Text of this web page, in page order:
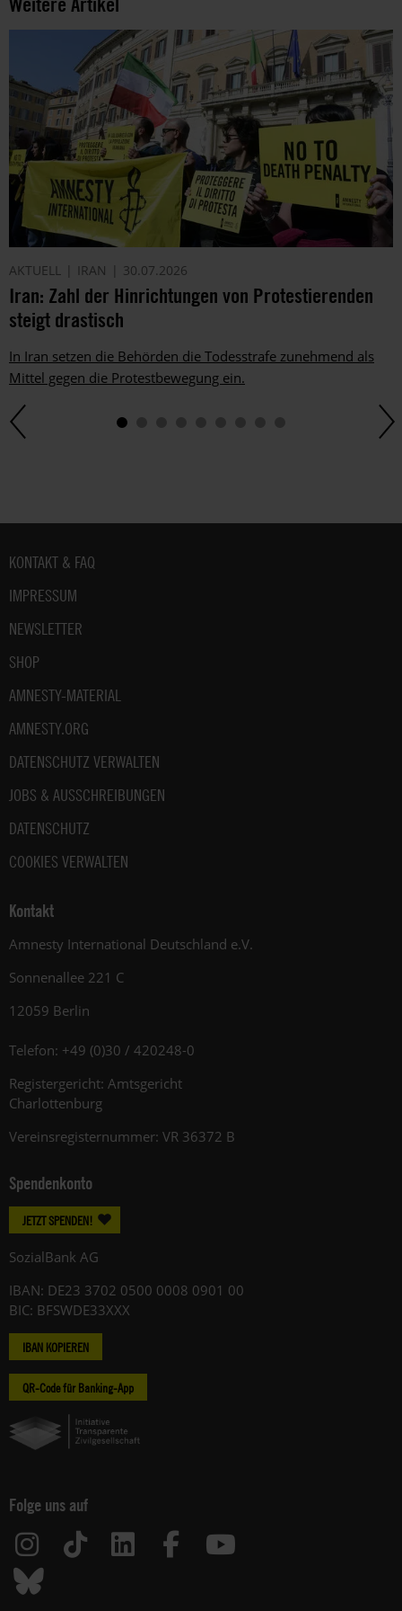
AKTUELL IRAN 30.07.2026
Iran: Zahl der Hinrichtungen von Protestierenden
steigt drastisch
In Iran setzen die Behörden die Todesstrafe zunehmend als
Mittel gegen die Protestbewegung ein.
Fußbereich
KONTAKT & FAQ
IMPRESSUM
NEWSLETTER
SHOP
AMNESTY-MATERIAL
AMNESTY.ORG
DATENSCHUTZ VERWALTEN
JOBS & AUSSCHREIBUNGEN
DATENSCHUTZ
COOKIES VERWALTEN
Kontakt
Amnesty International Deutschland e.V.
Sonnenallee 221 C
12059 Berlin
Telefon: +49 (0)30 / 420248-0
Registergericht: Amtsgericht
Charlottenburg
Vereinsregisternummer: VR 36372 B
Spendenkonto
JETZT SPENDEN!
SozialBank AG
IBAN: DE23 3702 0500 0008 0901 00
BIC: BFSWDE33XXX
IBAN KOPIEREN
QR-Code für Banking-App
Folge uns auf